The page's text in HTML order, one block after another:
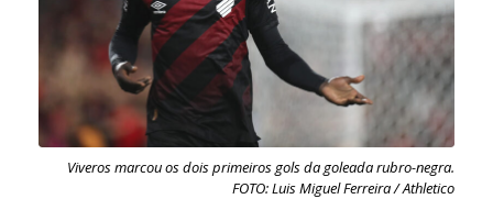
Viveros marcou os dois primeiros gols da goleada rubro-negra.
FOTO: Luis Miguel Ferreira / Athletico